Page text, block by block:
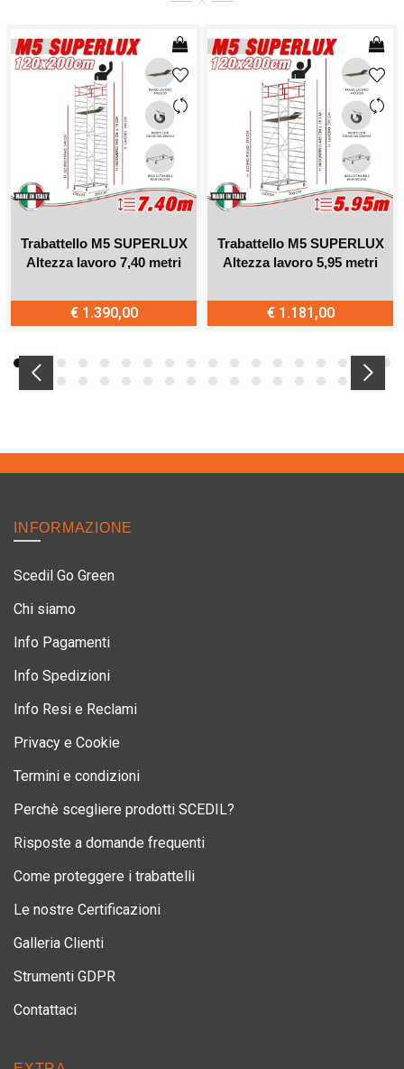
Trabattello M5 SUPERLUX
Altezza lavoro 7,40 metri
€ 1.390,00
Trabattello M5 SUPERLUX
Altezza lavoro 5,95 metri
€ 1.181,00
INFORMAZIONE
Scedil Go Green
Chi siamo
Info Pagamenti
Info Spedizioni
Info Resi e Reclami
Privacy e Cookie
Termini e condizioni
Perchè scegliere prodotti SCEDIL?
Risposte a domande frequenti
Come proteggere i trabattelli
Le nostre Certificazioni
Galleria Clienti
Strumenti GDPR
Contattaci